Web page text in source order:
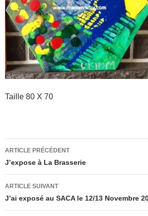
Taille 80 X 70
Navigation
des
articles
ARTICLE PRÉCÉDENT
J’expose à La Brasserie
ARTICLE SUIVANT
J’ai exposé au SACA le 12/13 Novembre